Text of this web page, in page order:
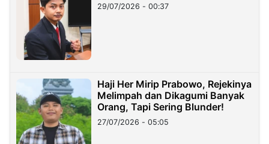
29/07/2026 - 00:37
Haji Her Mirip Prabowo, Rejekinya
Melimpah dan Dikagumi Banyak
Orang, Tapi Sering Blunder!
27/07/2026 - 05:05